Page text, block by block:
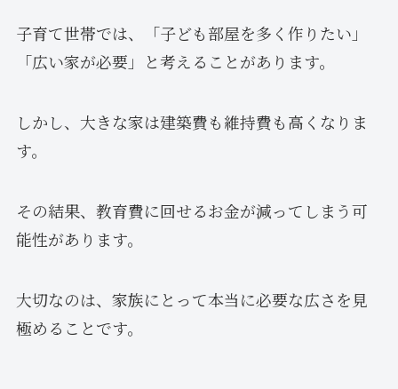
子育て世帯では、「子ども部屋を多く作りたい」
「広い家が必要」と考えることがあります。
しかし、大きな家は建築費も維持費も高くなりま
す。
その結果、教育費に回せるお金が減ってしまう可
能性があります。
大切なのは、家族にとって本当に必要な広さを見
極めることです。